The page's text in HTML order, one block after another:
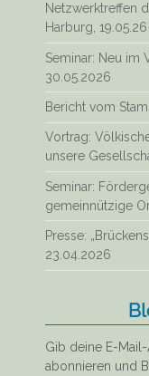
Netzwerktreffen
Harburg, 19.05.26
Seminar: Neu im
30.05.2026
Bericht vom
Vortrag:
unsere
Seminar:
gemeinnützige
Presse:
23.04.2026
Gib deine E-
abonnieren und